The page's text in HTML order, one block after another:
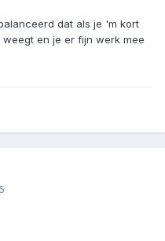
dat als je 'm kort
en je er fijn werk mee